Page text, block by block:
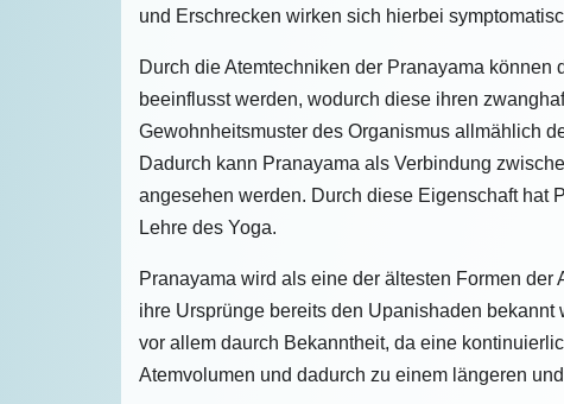
und Erschrecken wirken sich hierbei
Durch die Atemtechniken der Pranayama
beeinflusst werden, wodurch diese ihren
Gewohnheitsmuster des Organismus allmählich
Dadurch kann Pranayama als Verbindung
angesehen werden. Durch diese Eigenschaft hat
Lehre des Yoga.
Pranayama wird als eine der ältesten Formen
ihre Ursprünge bereits den Upanishaden
vor allem daurch Bekanntheit, da eine
Atemvolumen und dadurch zu einem längeren